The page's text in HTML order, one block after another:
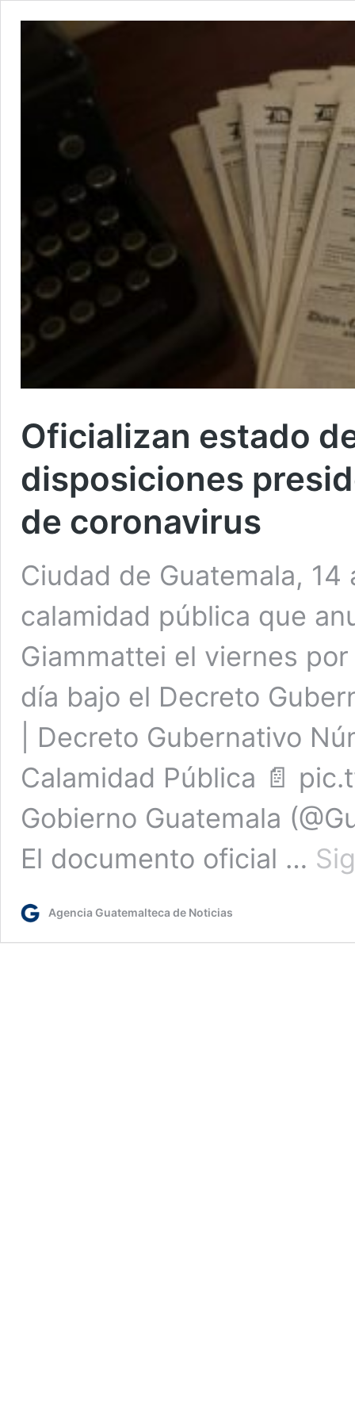
Oficializan estado
disposiciones
de coronavirus
Ciudad de Guatemala,
calamidad pública que
Giammattei el viernes
día bajo el Decreto
| Decreto Gubernativo
Calamidad Pública 📄
Gobierno Guatemala
El documento oficial …
Agencia Guatemalteca de Noticias